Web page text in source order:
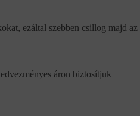
ezáltal szebben csillog majd az
áron biztosítjuk